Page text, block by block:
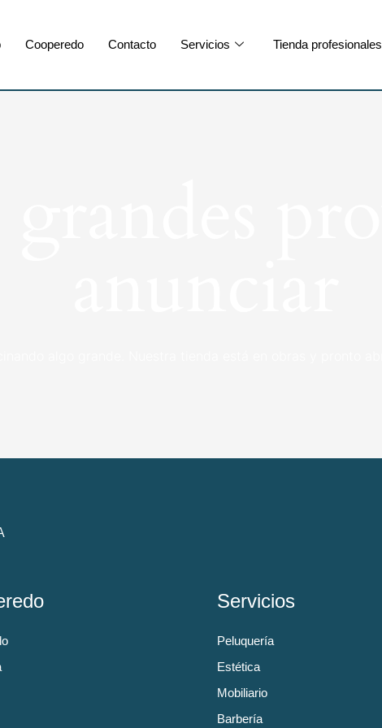
Cooperedo Contacto Servicios Tienda profesionales
Servicios
Peluquería
Estética
Mobiliario
Barbería